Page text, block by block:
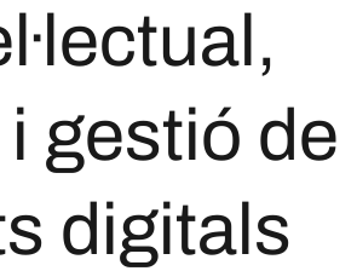
gestió de
digitals